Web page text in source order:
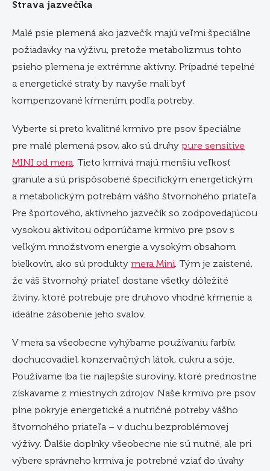
Strava jazvečíka
Malé psie plemená ako jazvečík majú veľmi špeciálne
požiadavky na výživu, pretože metabolizmus tohto
psieho plemena je extrémne aktívny. Prípadné tepelné
a energetické straty by navyše mali byť
kompenzované kŕmením podľa potreby.
Vyberte si preto kvalitné krmivo pre psov špeciálne
pre malé plemená psov, ako sú druhy pure sensitive
MINI od mera. Tieto krmivá majú menšiu veľkosť
granule a sú prispôsobené špecifickým energetickým
a metabolickým potrebám vášho štvornohého priateľa.
Pre športového, aktívneho jazvečík so zodpovedajúcou
vysokou aktivitou odporúčame krmivo pre psov s
veľkým množstvom energie a vysokým obsahom
bielkovín, ako sú produkty mera Mini. Tým je zaistené,
že váš štvornohý priateľ dostane všetky dôležité
živiny, ktoré potrebuje pre druhovo vhodné kŕmenie a
ideálne zásobenie jeho svalov.
V mera sa všeobecne vyhýbame používaniu farbív,
dochucovadiel, konzervačných látok, cukru a sóje.
Používame iba tie najlepšie suroviny, ktoré prednostne
získavame z miestnych zdrojov. Naše krmivo pre psov
plne pokryje energetické a nutričné ​​potreby vášho
štvornohého priateľa – v duchu bezproblémovej
výživy. Ďalšie doplnky všeobecne nie sú nutné, ale pri
výbere správneho krmiva je potrebné vziať do úvahy